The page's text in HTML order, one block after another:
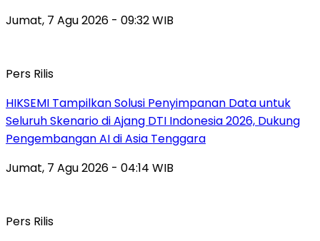
Jumat, 7 Agu 2026 - 09:32 WIB
Pers Rilis
HIKSEMI Tampilkan Solusi Penyimpanan Data untuk
Seluruh Skenario di Ajang DTI Indonesia 2026, Dukung
Pengembangan AI di Asia Tenggara
Jumat, 7 Agu 2026 - 04:14 WIB
Pers Rilis